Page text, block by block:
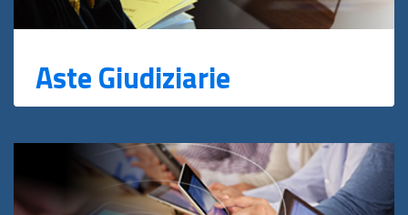
Aste Giudiziarie